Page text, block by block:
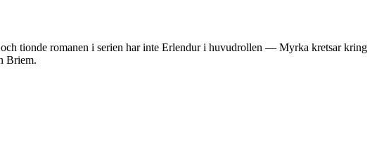
tionde romanen i serien har inte Erlendur i huvudrollen — Myrka kretsar kring
Briem.